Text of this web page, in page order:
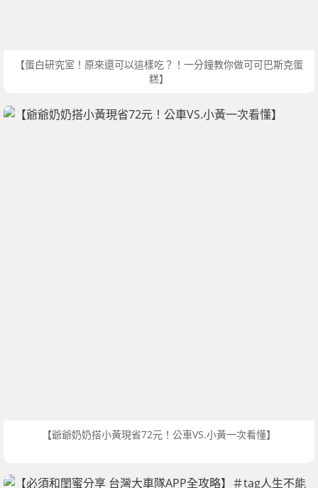
【蛋白研究室！原來還可以這樣吃？！一分鐘教你做可可巴斯克蛋
糕】
【爺爺奶奶搭小黃現省72元！公車VS.小黃一次看懂】